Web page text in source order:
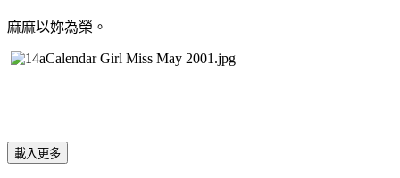
麻麻以妳為榮。
載入更多